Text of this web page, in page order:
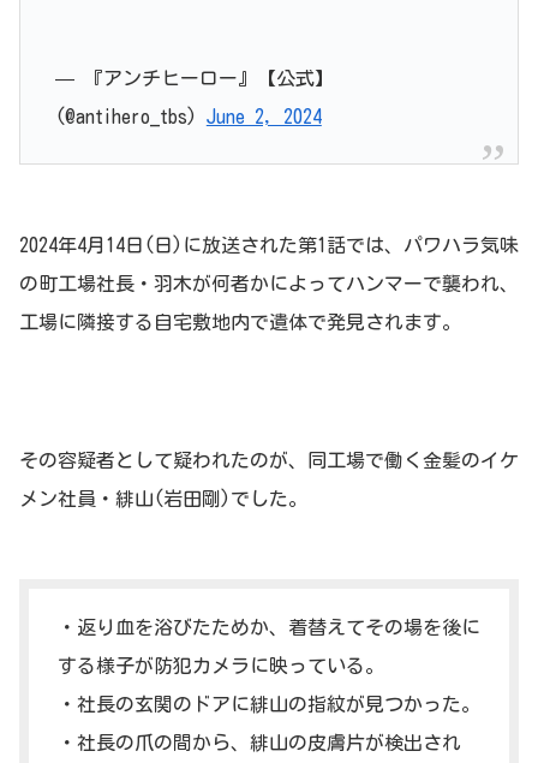
— 『アンチヒーロー』【公式】
(@antihero_tbs) June 2, 2024
2024年4月14日(日)に放送された第1話では、パワハラ気味
の町工場社長・羽木が何者かによってハンマーで襲われ、
工場に隣接する自宅敷地内で遺体で発見されます。
その容疑者として疑われたのが、同工場で働く金髪のイケ
メン社員・緋山(岩田剛)でした。
・返り血を浴びたためか、着替えてその場を後に
する様子が防犯カメラに映っている。
・社長の玄関のドアに緋山の指紋が見つかった。
・社長の爪の間から、緋山の皮膚片が検出され